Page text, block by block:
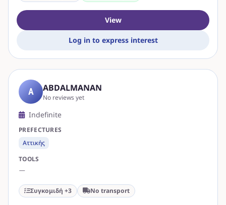
View
Log in to express interest
A ABDALMANAN
No reviews yet
Indefinite
PREFECTURES
Αττικής
TOOLS
—
Συγκομιδή +3 No transport